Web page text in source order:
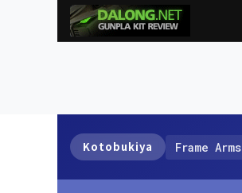
Kotobukiya Frame Arms